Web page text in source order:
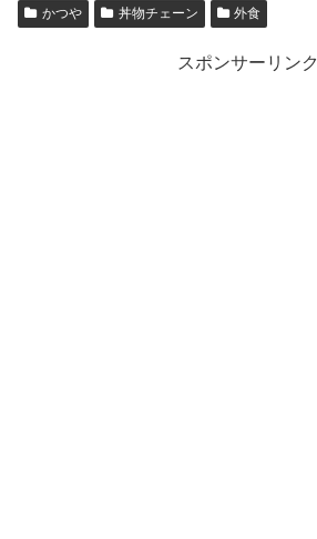
かつや 丼物チェーン 外食
スポンサーリンク